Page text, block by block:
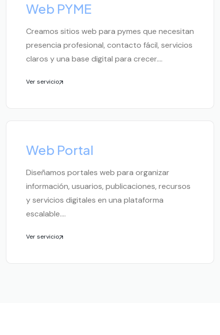
Web PYME
Creamos sitios web para pymes que necesitan
presencia profesional, contacto fácil, servicios
claros y una base digital para crecer....
Ver servicio
Web Portal
Diseñamos portales web para organizar
información, usuarios, publicaciones, recursos
y servicios digitales en una plataforma
escalable....
Ver servicio